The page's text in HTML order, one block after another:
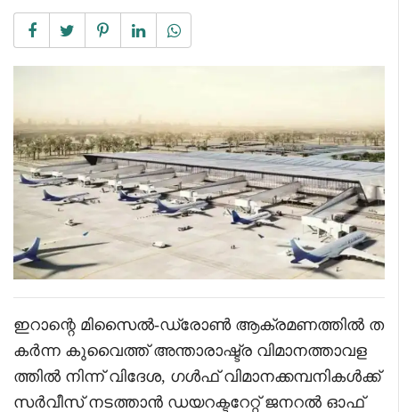
ഇറാന്റെ മിസൈൽ-ഡ്രോൺ ആക്രമണത്തിൽ ത
കർന്ന കുവൈത്ത് അന്താരാഷ്ട്ര വിമാനത്താവള
ത്തിൽ നിന്ന് വിദേശ, ഗൾഫ് വിമാനക്കമ്പനികൾക്ക്
സർവീസ് നടത്താൻ ഡയറക്ടറേറ്റ് ജനറൽ ഓഫ്